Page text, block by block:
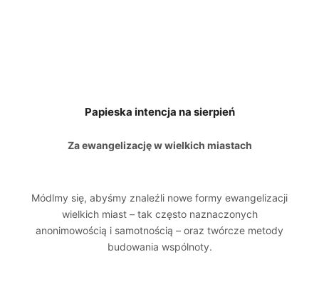
Papieska intencja na sierpień
Za ewangelizację w wielkich miastach
Módlmy się, abyśmy znaleźli nowe formy ewangelizacji
wielkich miast – tak często naznaczonych
anonimowością i samotnością – oraz twórcze metody
budowania wspólnoty.